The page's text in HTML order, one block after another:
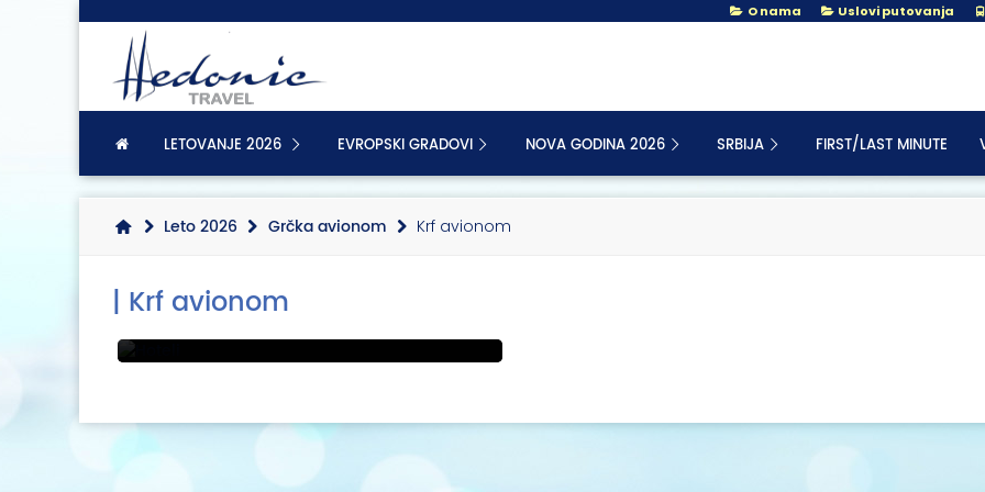
O nama Uslovi putovanja
LETOVANJE 2026 EVROPSKI GRADOVI NOVA GODINA 2026 SRBIJA FIRST/LAST MINUTE
Leto 2026 Grčka avionom Krf avionom
| Krf avionom
Hoteli
Grčka avionom